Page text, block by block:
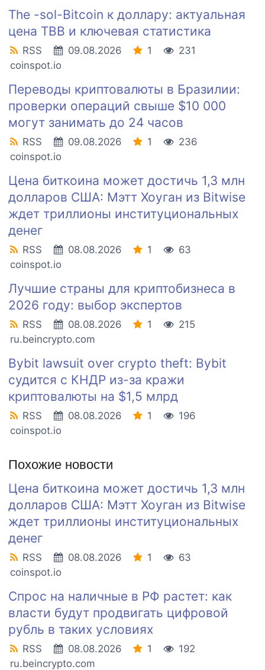
The -sol-Bitcoin к доллару: актуальная
цена TBB и ключевая статистика
RSS 09.08.2026 1
231
coinspot.io
Переводы криптовалюты в Бразилии:
проверки операций свыше $10 000
могут занимать до 24 часов
RSS 09.08.2026 1
236
coinspot.io
Цена биткоина может достичь 1,3 млн
долларов США: Мэтт Хоуган из Bitwise
ждет триллионы институциональных
денег
RSS 08.08.2026 1
63
coinspot.io
Лучшие страны для криптобизнеса в
2026 году: выбор экспертов
RSS 08.08.2026 1
215
ru.beincrypto.com
Bybit lawsuit over crypto theft: Bybit
судится с КНДР из-за кражи
криптовалюты на $1,5 млрд
RSS 08.08.2026 1
196
coinspot.io
Похожие новости
Цена биткоина может достичь 1,3 млн
долларов США: Мэтт Хоуган из Bitwise
ждет триллионы институциональных
денег
RSS 08.08.2026 1
63
coinspot.io
Спрос на наличные в РФ растет: как
власти будут продвигать цифровой
рубль в таких условиях
RSS 08.08.2026 1
192
ru.beincrypto.com